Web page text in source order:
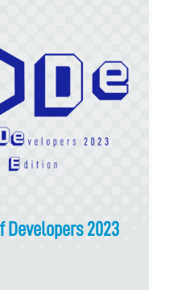
Developers 2023